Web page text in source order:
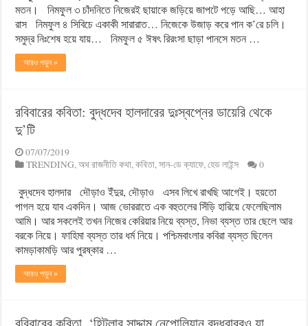
মতন। নিমফুল ৩ চাঁদনিতে নিজেরই ছায়াকে জড়িয়ে জাপটে পড়ে আছি… আহা
রাস নিমফুল ৪ সিবিচে একাকী সারারাত… নিজেকে উজাড় করে পান ক’রে চলি।
সমুদ্র নিঃশেষ হয়ে যায়… নিমফুল ৫ ঈষৎ রিরংসা ছাড়া পানসে মতন …
আরও পড়ুন »
রবিবারের কবিতা: বুদ্ধদেব হালদারের দুঃস্বপ্নের ডায়েরি থেকে
দু’টি
07/07/2019
TRENDING,অথ রাজনীতি কথা,কবিতা,সান-ডে ক্যাফে,হেড লাইন্স 0
বুদ্ধদেব হালদার দৌড়াও ইঁদুর, দৌড়াও এসব লিখে রাখছি আগেই। হয়তো
পাগল হয়ে যাব একদিন। আজ ভোররাতে এক বহুতলের সিঁড়ি হারিয়ে ফেলেছিলাম
আমি। আর সকলেই তখন নিজের কেরিয়ার নিয়ে ব্যস্ত, নিভা ব্যস্ত তার ছেলে আর
বরকে নিয়ে। ফাহিমা ব্যস্ত তার ধর্ম নিয়ে। পশ্চিমবাংলার কবিরা ব্যস্ত ছিলেন
কামড়াকামড়ি আর পুরষ্কার …
আরও পড়ুন »